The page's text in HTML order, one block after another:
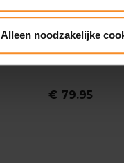
Alleen noodzakelijke
On Performance-T 2
€ 79.95